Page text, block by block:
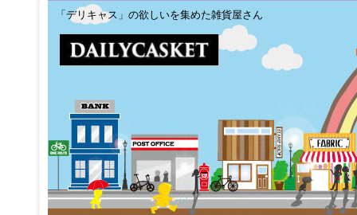
「デリキャス」の欲しいを集めた雑貨屋さん